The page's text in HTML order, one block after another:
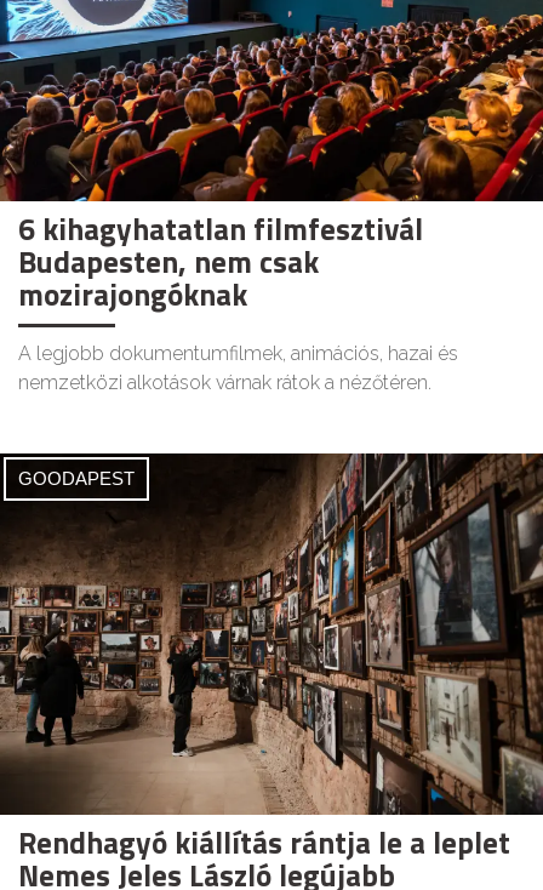
6 kihagyhatatlan filmfesztivál
Budapesten, nem csak
mozirajongóknak
A legjobb dokumentumfilmek, animációs, hazai és
nemzetközi alkotások várnak rátok a nézőtéren.
GOODAPEST
Rendhagyó kiállítás rántja le a leplet
Nemes Jeles László legújabb